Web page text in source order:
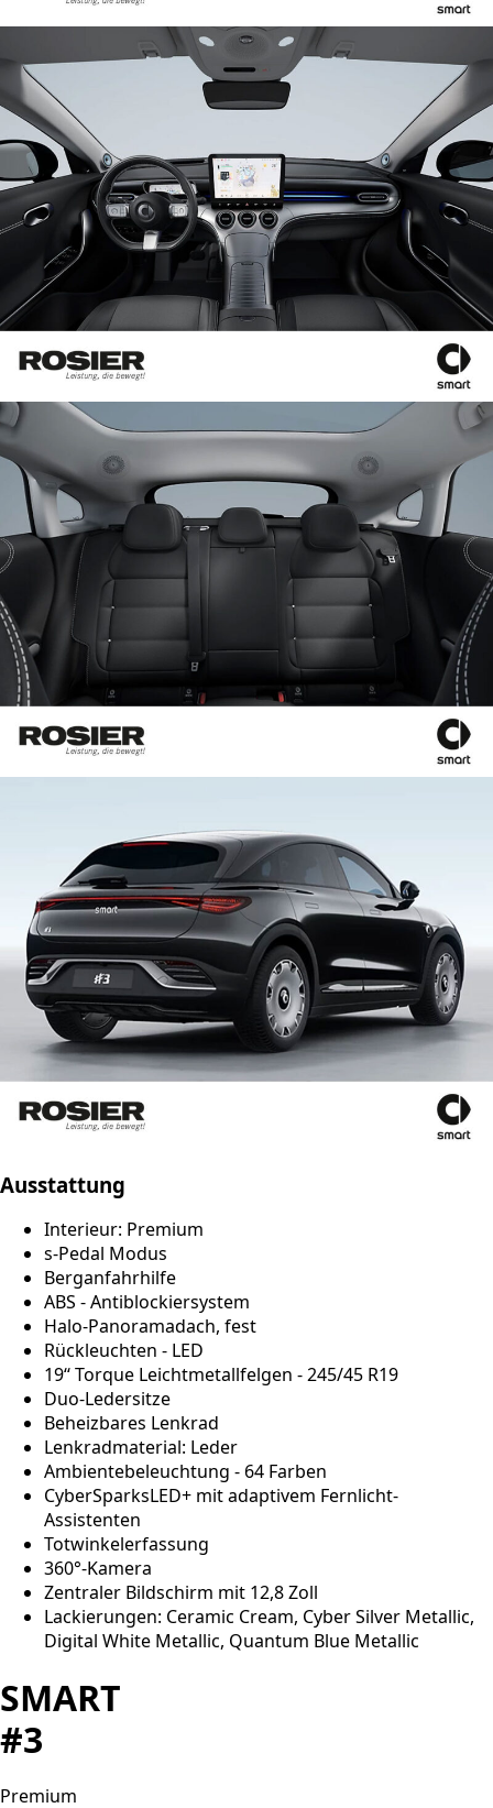
Ausstattung
Interieur: Premium
s-Pedal Modus
Berganfahrhilfe
ABS - Antiblockiersystem
Halo-Panoramadach, fest
Rückleuchten - LED
19‘‘ Torque Leichtmetallfelgen - 245/45 R19
Duo-Ledersitze
Beheizbares Lenkrad
Lenkradmaterial: Leder
Ambientebeleuchtung - 64 Farben
CyberSparksLED+ mit adaptivem Fernlicht-
Assistenten
Totwinkelerfassung
360°-Kamera
Zentraler Bildschirm mit 12,8 Zoll
Lackierungen: Ceramic Cream, Cyber Silver Metallic,
Digital White Metallic, Quantum Blue Metallic
SMART
#3
Premium